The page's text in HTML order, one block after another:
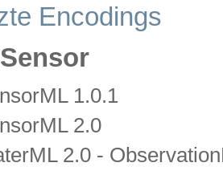
Encodings
1.0.1
2.0
2.0 -